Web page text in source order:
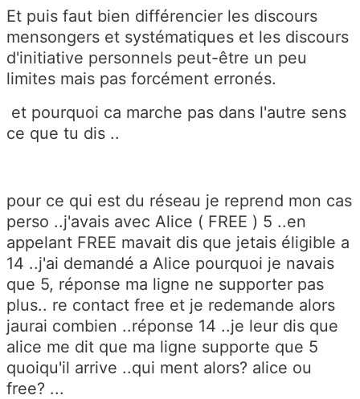
Et puis faut bien différencier les discours
mensongers et systématiques et les discours
d'initiative personnels peut-être un peu
limites mais pas forcément erronés.
et pourquoi ca marche pas dans l'autre sens
ce que tu dis ..
pour ce qui est du réseau je reprend mon cas
perso ..j'avais avec Alice ( FREE ) 5 ..en
appelant FREE mavait dis que jetais éligible a
14 ..j'ai demandé a Alice pourquoi je navais
que 5, réponse ma ligne ne supporter pas
plus.. re contact free et je redemande alors
jaurai combien ..réponse 14 ..je leur dis que
alice me dit que ma ligne supporte que 5
quoiqu'il arrive ..qui ment alors? alice ou
free? ...